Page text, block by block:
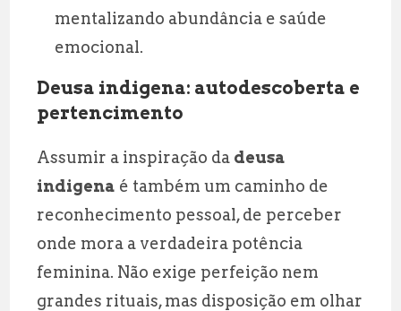
mentalizando abundância e saúde
emocional.
Deusa indigena: autodescoberta e
pertencimento
Assumir a inspiração da deusa
indigena é também um caminho de
reconhecimento pessoal, de perceber
onde mora a verdadeira potência
feminina. Não exige perfeição nem
grandes rituais, mas disposição em olhar